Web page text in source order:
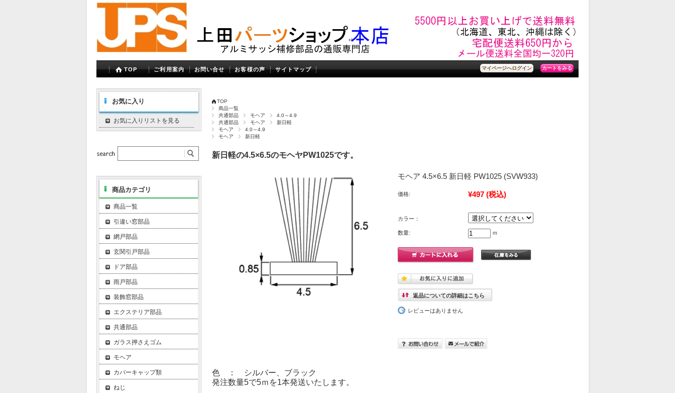
マイページへログイン カートをみる
TOP ご利用案内 お問い合せ お客様の声 サイトマップ
TOP
商品一覧
共通部品
モヘア
4.0～4.9
共通部品
モヘア
新日軽
モヘア
4.0～4.9
モヘア
新日軽
新日軽の4.5×6.5のモヘヤPW1025です。
モヘア 4.5×6.5 新日軽 PW1025 (SVW933)
価格: ¥497 (税込)
カラー：
数量: ｍ
返品についての詳細はこちら
レビューはありません
色 ： シルバー、ブラック
発注数量5で5ｍを1本発送いたします。
お気に入り
お気に入りリストを見る
商品カテゴリ
商品一覧
引違い窓部品
網戸部品
玄関引戸部品
ドア部品
雨戸部品
装飾窓部品
エクステリア部品
共通部品
ガラス押さえゴム
モヘア
カバーキャップ類
ねじ